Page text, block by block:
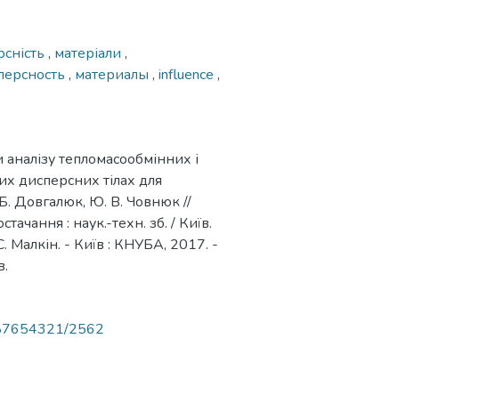
, матеріали ,
, материалы , influence ,
тепломасообмінних і
дисперсних тілах для
Б. Довгалюк, Ю. В. Човнюк //
: наук.-техн. зб. / Київ.
Малкін. - Київ : КНУБА, 2017. -
2562